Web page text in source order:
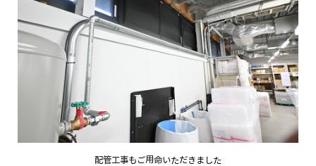
配管工事もご用命いただきました